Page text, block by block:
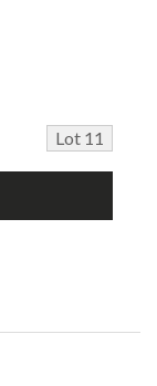
Lot 11